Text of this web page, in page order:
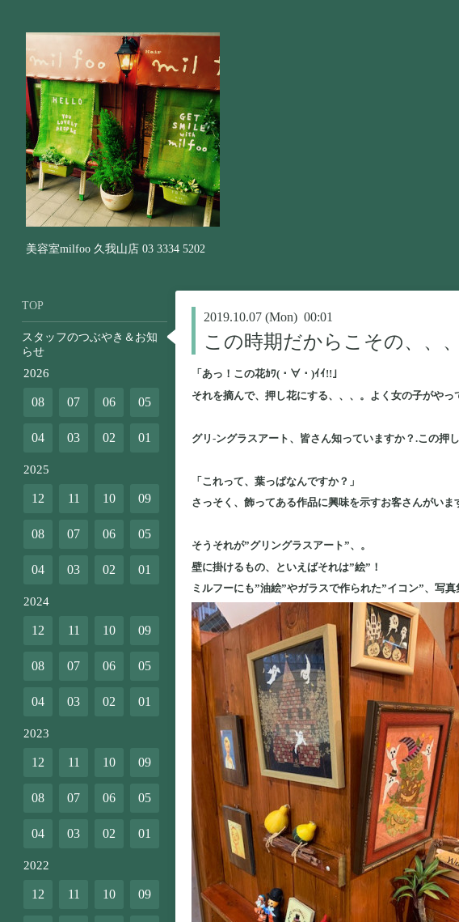
美容室milfoo 久我山店 03 3334 5202
2019.10.07 (Mon) 00:01
この時期だからこその、、
「あっ！この花ｶﾜ(・∀・)ｲｲ!!」
それを摘んで、押し花にする、、、。よく女の子がやっ
グリ-ングラスアート、皆さん知っていますか？.この押
「これって、葉っぱなんですか？」
さっそく、飾ってある作品に興味を示すお客さんがいま
そうそれが”グリングラスアート”、。
壁に掛けるもの、といえばそれは”絵”！
ミルフーにも”油絵”やガラスで作られた”イコン”、写
TOP
スタッフのつぶやき＆お知
らせ
2026
08 07 06 05
04 03 02 01
2025
12 11 10 09
08 07 06 05
04 03 02 01
2024
12 11 10 09
08 07 06 05
04 03 02 01
2023
12 11 10 09
08 07 06 05
04 03 02 01
2022
12 11 10 09